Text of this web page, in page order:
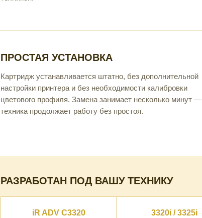
ПРОСТАЯ УСТАНОВКА
Картридж устанавливается штатно, без дополнительной
настройки принтера и без необходимости калибровки
цветового профиля. Замена занимает несколько минут —
техника продолжает работу без простоя.
РАЗРАБОТАН ПОД ВАШУ ТЕХНИКУ
iR ADV C3320 3320i / 3325i